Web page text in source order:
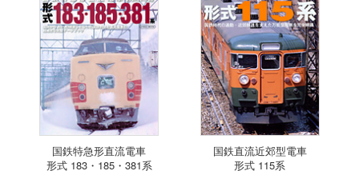
国鉄特急形直流電車
形式 183・185・381系
国鉄直流近郊型電車
形式 115系